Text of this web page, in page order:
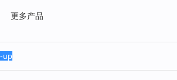
更多产品